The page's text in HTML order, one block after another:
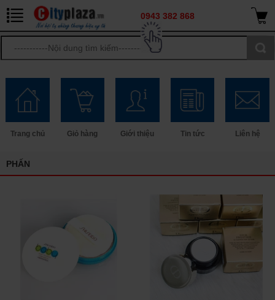
0943 382 868
Trang chủ Giỏ hàng Giới thiệu Tin tức Liên hệ
PHẤN